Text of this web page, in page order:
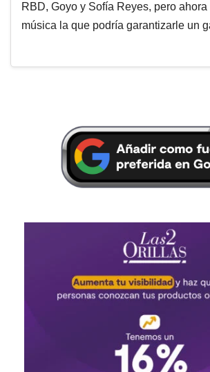
RBD, Goyo y Sofía Reyes, pero
música la que podría garantizarle un